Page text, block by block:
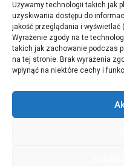
Używamy technologii takich jak
uzyskiwania dostępu do
jakość przeglądania i
Wyrażenie zgody na te
takich jak zachowanie podczas
na tej stronie. Brak wyrażenia
wpłynąć na niektóre cechy i
Redakcja portalu:
ul.Stara 13, 42-600
TEL:+48 509 547 822